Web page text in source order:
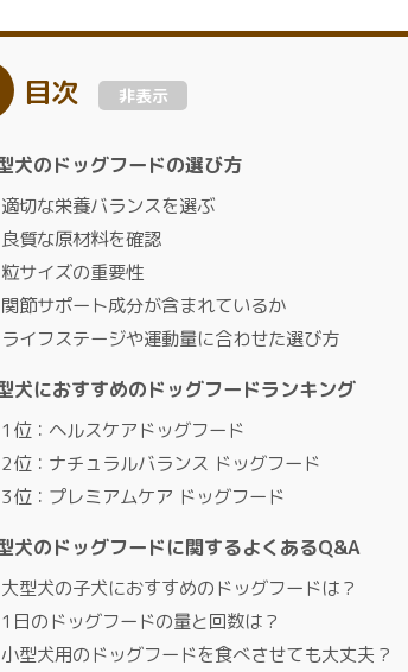
目次 非表示
犬のドッグフードの選び方
適切な栄養バランスを選ぶ
良質な原材料を確認
粒サイズの重要性
関節サポート成分が含まれているか
ライフステージや運動量に合わせた選び方
犬におすすめのドッグフードランキング
1位：ヘルスケアドッグフード
2位：ナチュラルバランス ドッグフード
3位：プレミアムケア ドッグフード
犬のドッグフードに関するよくあるQ&A
大型犬の子犬におすすめのドッグフードは？
1日のドッグフードの量と回数は？
小型犬用のドッグフードを食べさせても大丈夫？